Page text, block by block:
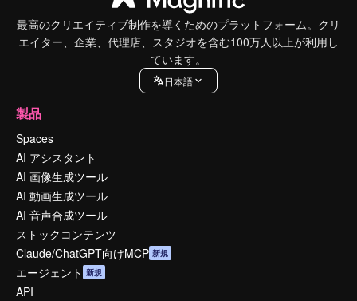
最高のクリエイティブ制作を導くためのプラットフォーム。クリ
エイター、企業、代理店、スタジオを含む100万人以上が利用し
ています。
日本語
製品
Spaces
AI アシスタント
AI 画像生成ツール
AI 動画生成ツール
AI 音声合成ツール
ストックコンテンツ
Claude/ChatGPT向けMCP 新規
エージェント 新規
API